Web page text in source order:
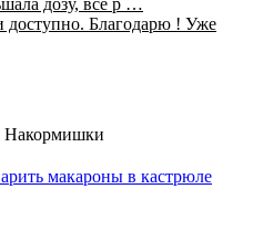
дозу, все р …
доступно. Благодарю ! Уже
Накормишки
макароны в кастрюле